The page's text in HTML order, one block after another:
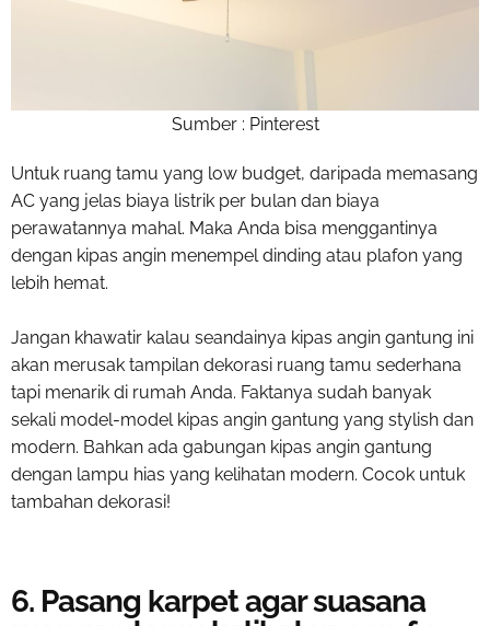
Sumber : Pinterest
Untuk ruang tamu yang low budget, daripada memasang
AC yang jelas biaya listrik per bulan dan biaya
perawatannya mahal. Maka Anda bisa menggantinya
dengan kipas angin menempel dinding atau plafon yang
lebih hemat.
Jangan khawatir kalau seandainya kipas angin gantung ini
akan merusak tampilan dekorasi ruang tamu sederhana
tapi menarik di rumah Anda. Faktanya sudah banyak
sekali model-model kipas angin gantung yang stylish dan
modern. Bahkan ada gabungan kipas angin gantung
dengan lampu hias yang kelihatan modern. Cocok untuk
tambahan dekorasi!
6. Pasang karpet agar suasana